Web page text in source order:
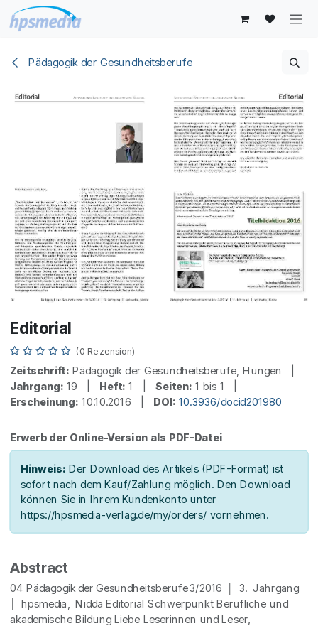
Zum Inhalt springen
Pädagogik der Gesundheitsberufe
Editorial
(0 Rezension)
Zeitschrift: Pädagogik der Gesundheitsberufe, Hungen |
Jahrgang: 19 | Heft: 1 | Seiten: 1 bis 1 |
Erscheinung: 10.10.2016 | DOI: 10.3936/docid201980
Erwerb der Online-Version als PDF-Datei
Hinweis: Der Download des Artikels (PDF-Format) ist
sofort nach dem Kauf/Zahlung möglich. Den Download
können Sie in Ihrem Kundenkonto unter
https://hpsmedia-verlag.de/my/orders/ vornehmen.
Abstract
04 Pädagogik der Gesundheitsberufe 3/2016 │ 3. Jahrgang
│ hpsmedia, Nidda Editorial Schwerpunkt Berufliche und
akademische Bildung Liebe Leserinnen und Leser,